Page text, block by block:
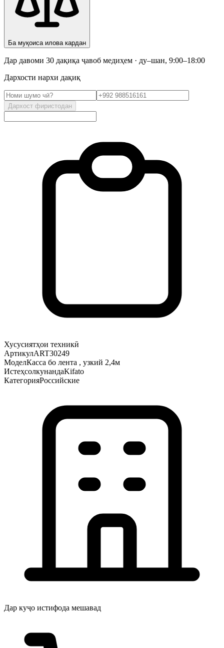
Ба муқоиса илова кардан
Дар давоми 30 дақиқа ҷавоб медиҳем · ду–шан, 9:00–18:00
Дархости нархи дақиқ
Дархост фиристодан
Хусусиятҳои техникӣ
АртикулART30249
МоделКасса бо лента , узкий 2,4м
ИстеҳсолкунандаKifato
КатегорияРоссийские
Дар куҷо истифода мешавад